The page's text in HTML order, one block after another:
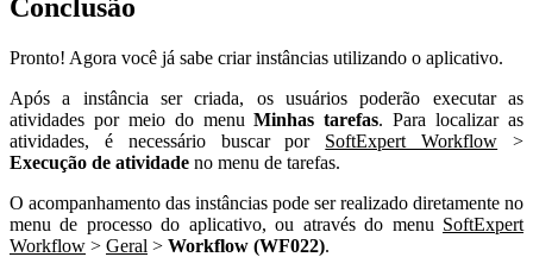
Conclusão
Pronto! Agora você já sabe criar instâncias utilizando o aplicativo.
Após a instância ser criada, os usuários poderão executar as
atividades por meio do menuMinhas tarefas. Para localizar as
atividades, é necessário buscar por SoftExpert Workflow >
Execução de atividade no menu de tarefas.
O acompanhamento das instâncias pode ser realizado diretamente no
menu de processo do aplicativo, ou através do menu SoftExpert
Workflow > Geral > Workflow (WF022).